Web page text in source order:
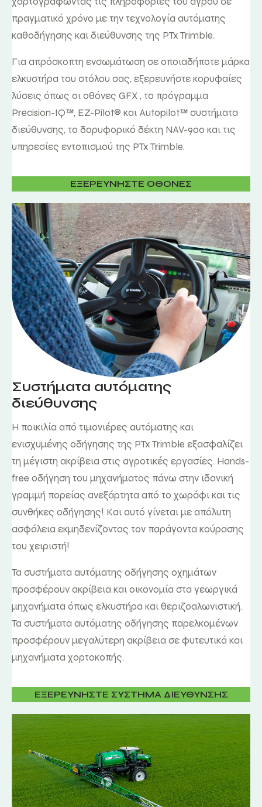
πραγματικό χρόνο με την τεχνολογία αυτόματης
καθοδήγησης και διεύθυνσης της PTx Trimble.
Για απρόσκοπτη ενσωμάτωση σε οποιαδήποτε μάρκα
ελκυστήρα του στόλου σας, εξερευνήστε κορυφαίες
λύσεις όπως οι οθόνες GFX , το πρόγραμμα
Precision-IQ™, EZ-Pilot® και Autopilot™ συστήματα
διεύθυνσης, το δορυφορικό δέκτη NAV-900 και τις
υπηρεσίες εντοπισμού της PTx Trimble.
ΕΞΕΡΕΥΝΗΣΤΕ ΟΘΟΝΕΣ
Συστήματα αυτόματης
διεύθυνσης
Η ποικιλία από τιμονιέρες αυτόματης και
ενισχυμένης οδήγησης της PTx Trimble εξασφαλίζει
τη μέγιστη ακρίβεια στις αγροτικές εργασίες. Hands-
free οδήγηση του μηχανήματος πάνω στην ιδανική
γραμμή πορείας ανεξάρτητα από το χωράφι και τις
συνθήκες οδήγησης! Και αυτό γίνεται με απόλυτη
ασφάλεια εκμηδενίζοντας τον παράγοντα κούρασης
του χειριστή!
Τα συστήματα αυτόματης οδήγησης οχημάτων
προσφέρουν ακρίβεια και οικονομία στα γεωργικά
μηχανήματα όπως ελκυστήρα και θεριζοαλωνιστική.
Τα συστήματα αυτόματης οδήγησης παρελκομένων
προσφέρουν μεγαλύτερη ακρίβεια σε φυτευτικά και
μηχανήματα χορτοκοπής.
ΕΞΕΡΕΥΝΗΣΤΕ ΣΥΣΤΗΜΑ ΔΙΕΥΘΥΝΣΗΣ